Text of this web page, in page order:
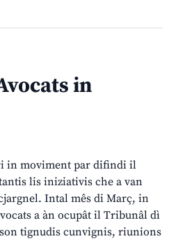
in
in moviment par difindi il
lis iniziativis che a van
Intal mês di Març, in
a àn ocupât il Tribunâl dì
tignudis cunvignis, riunions